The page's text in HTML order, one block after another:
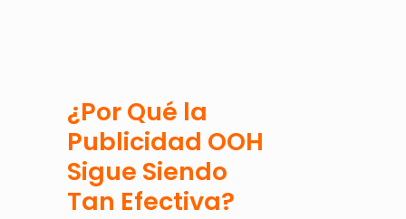
¿Por Qué la
Publicidad OOH
Sigue Siendo
Tan Efectiva?